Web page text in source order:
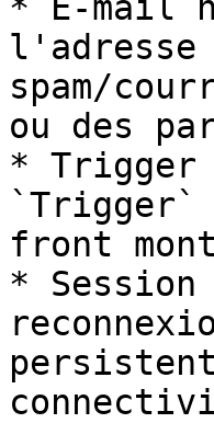
spam/
ou des
* Trigger
`Trigger`
front
*